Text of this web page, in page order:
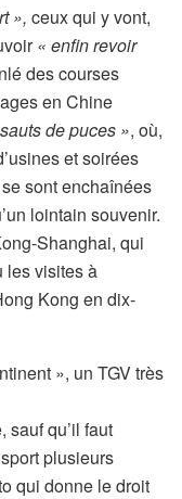
», ceux qui y vont,
« enfin revoir
des courses
en Chine
de puces », où,
et soirées
sont enchaînées
lointain souvenir.
Shanghai, qui
les visites à
Kong en dix-
», un TGV très
sauf qu’il faut
plusieurs
qui donne le droit